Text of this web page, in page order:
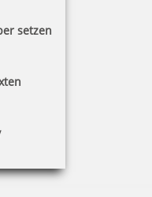
setzen
Taucherstempel Krokodil